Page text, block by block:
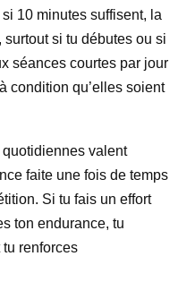
10 minutes suffisent, la
si tu débutes ou si
séances courtes par jour
condition qu’elles soient
valent
faite une fois de temps
Si tu fais un effort
ton endurance, tu
renforces